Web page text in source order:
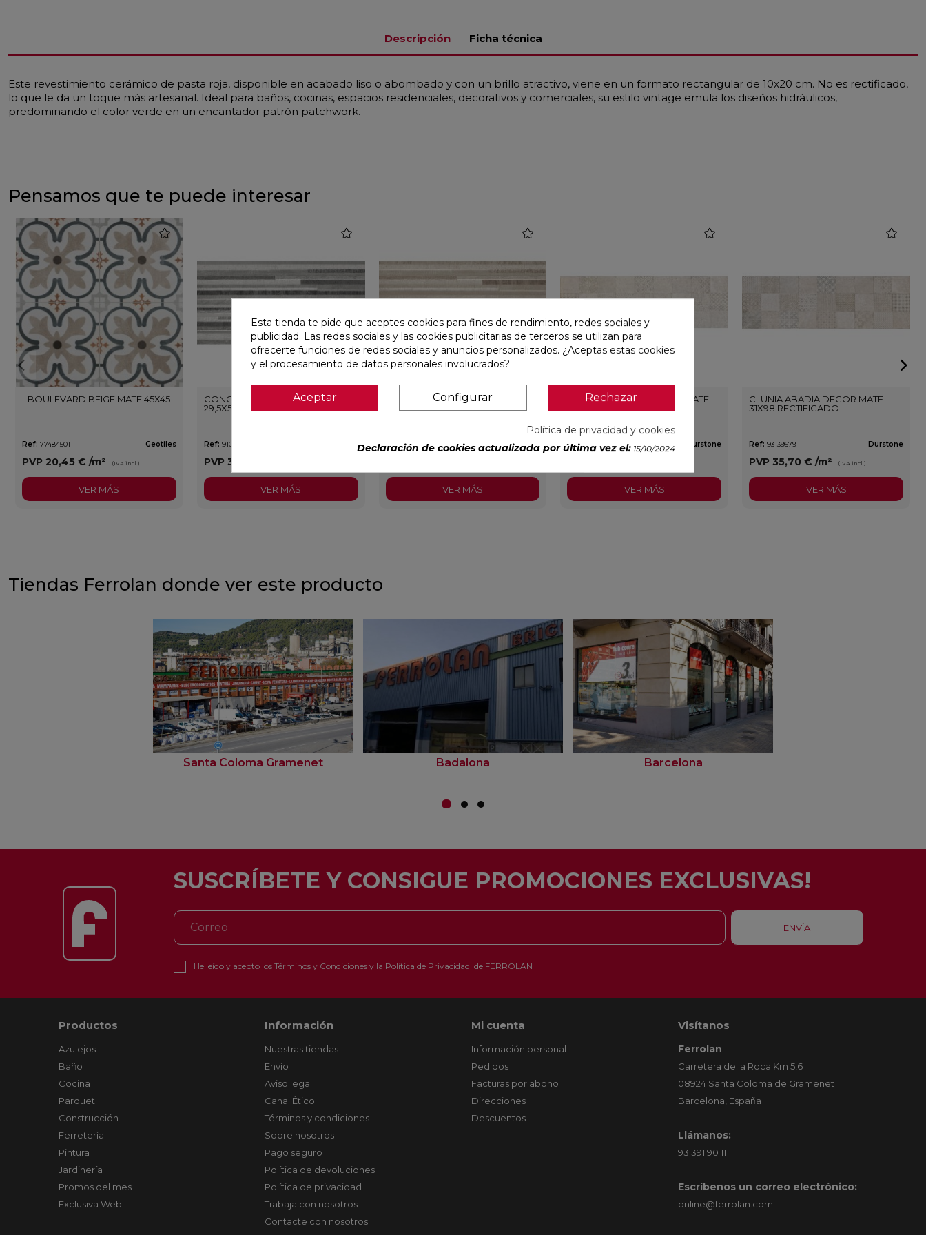
Descripción Ficha técnica
Este revestimiento cerámico de pasta roja, disponible en acabado liso o abombado y con un brillo atractivo, viene en un formato rectangular de 10x20 cm. No es rectificado,
lo que le da un toque más artesanal. Ideal para baños, cocinas, espacios residenciales, decorativos y comerciales, su estilo vintage emula los diseños hidráulicos,
predominando el color verde en un encantador patrón patchwork.
Pensamos que te puede interesar
BOULEVARD BEIGE MATE 45X45
Ref: 77484501 Geotiles
PVP 20,45 € /m² (IVA incl.)
favorite
VER MÁS
CONCEPT MOON STRIP F MATE
29,5X59,5 RECTIFICADO
Ref: 91086942 Colorker
PVP 34,97 €
favorite
VER MÁS
CONCEPT CREAM STRIP C MATE
29,5X59,5 RECTIFICADO
Ref: 91086944 Colorker
VER MÁS
CLUNIA ABADIA NATURAL MATE
Ref: 93139577 Durstone
VER MÁS
CLUNIA ABADIA DECOR MATE
31X98 RECTIFICADO
Ref: 93139579 Durstone
PVP 35,70 €/m² (IVA incl.)
favorite
VER MÁS
Tiendas Ferrolan donde ver este producto
Santa Coloma Gramenet Badalona Barcelona
SUSCRÍBETE Y CONSIGUE PROMOCIONES EXCLUSIVAS!
He leído y acepto los Términos y Condicionesy la Política de Privacidad de FERROLAN
Productos
Azulejos
Baño
Cocina
Parquet
Construcción
Ferretería
Pintura
Jardinería
Promos del mes
Exclusiva Web
Información
Nuestras tiendas
Envío
Aviso legal
Canal Ético
Términos y condiciones
Sobre nosotros
Pago seguro
Política de devoluciones
Política de privacidad
Trabaja con nosotros
Contacte con nosotros
Mi cuenta
Información personal
Pedidos
Facturas por abono
Direcciones
Descuentos
Visítanos
Ferrolan
Carretera de la Roca Km 5,6
08924 Santa Coloma de Gramenet
Barcelona, España
Llámanos:
93 391 90 11
Escríbenos un correo electrónico:
online@ferrolan.com
Esta tienda te pide que aceptes cookies para fines de rendimiento, redes sociales y
publicidad. Las redes sociales y las cookies publicitarias de terceros se utilizan para
ofrecerte funciones de redes sociales y anuncios personalizados. ¿Aceptas estas cookies
y el procesamiento de datos personales involucrados?
Aceptar Configurar Rechazar
Política de privacidad y cookies
Declaración de cookies actualizada por última vez el: 15/10/2024